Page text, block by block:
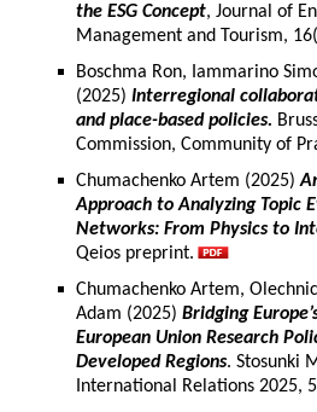
the ESG Concept, Journal of
Management and Tourism,
Boschma Ron, Iammarino
(2025) Interregional
and place-based policies.
Commission, Community of
Chumachenko Artem (2025)
Approach to Analyzing Topic
Networks: From Physics to
Qeios preprint.
Chumachenko Artem,
Adam (2025) Bridging
European Union Research
Developed Regions. Stosunki
International Relations 2025,